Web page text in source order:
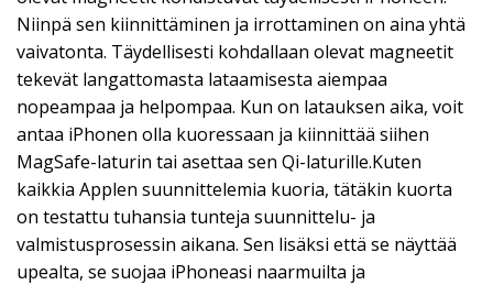
Niinpä sen kiinnittäminen ja irrottaminen on aina yhtä
vaivatonta. Täydellisesti kohdallaan olevat magneetit
tekevät langattomasta lataamisesta aiempaa
nopeampaa ja helpompaa. Kun on latauksen aika, voit
antaa iPhonen olla kuoressaan ja kiinnittää siihen
MagSafe-laturin tai asettaa sen Qi-laturille.Kuten
kaikkia Applen suunnittelemia kuoria, tätäkin kuorta
on testattu tuhansia tunteja suunnittelu- ja
valmistusprosessin aikana. Sen lisäksi että se näyttää
upealta, se suojaa iPhoneasi naarmuilta ja